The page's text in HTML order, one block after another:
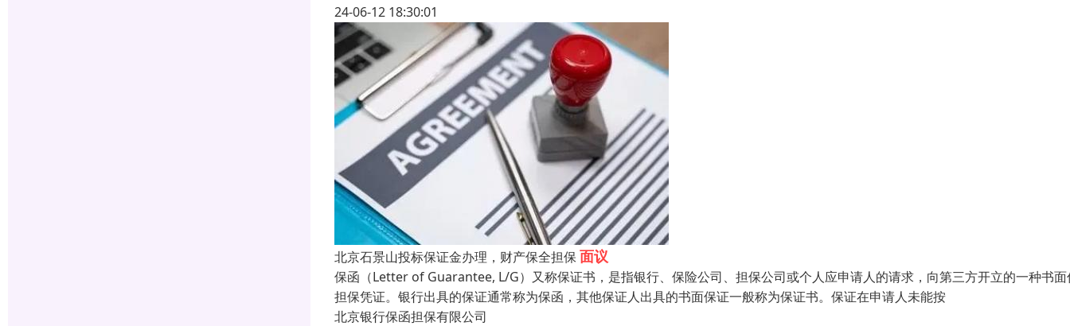
24-06-12 18:30:01
北京石景山投标保证金办理，财产保全担保 面议
保函（Letter of Guarantee, L/G）又称保证书，是指银行、保险公司、担保公司或个人应申请人的请求，向第三方开立的一种书面
担保凭证。银行出具的保证通常称为保函，其他保证人出具的书面保证一般称为保证书。保证在申请人未能按
北京银行保函担保有限公司